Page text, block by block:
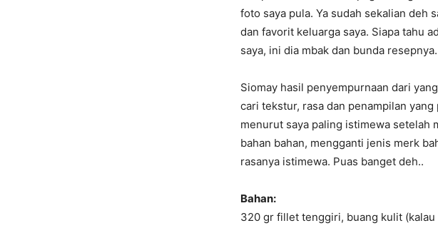
foto saya pula. Ya sudah sekalian deh
dan favorit keluarga saya. Siapa tahu
saya, ini dia mbak dan bunda resepnya.
Siomay hasil penyempurnaan dari
cari tekstur, rasa dan penampilan
menurut saya paling istimewa setelah
bahan bahan, mengganti jenis merk
rasanya istimewa. Puas banget deh..
Bahan:
320 gr fillet tenggiri, buang kulit